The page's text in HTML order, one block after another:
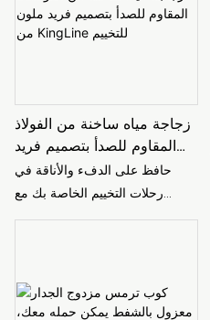
التنقل مع هذه الزجاجة المتينة
والأنيقة
زجاجة مياه ساخنة من الفولاذ
المقاوم للصدأ بتصميم فريد
ملون من KingLine للتخييم
حافظ على الدفء والأناقة في
رحلات التخييم الخاصة بك مع
زجاجة الماء الساخن المصنوعة من
والفريد من نوعه، ستحافظ هذه
الزجاجة المتينة على الماء ساخنًا